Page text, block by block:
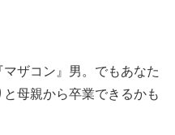
ザコン』男。でもあなた
母親から卒業できるかも